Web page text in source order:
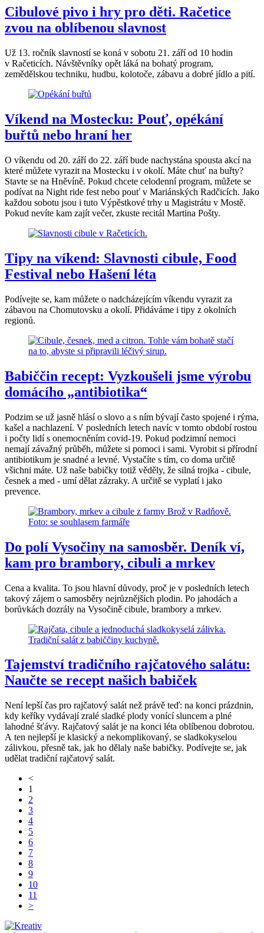
Cibulové pivo i hry pro děti. Račetice
zvou na oblíbenou slavnost
Už 13. ročník slavností se koná v sobotu 21. září od 10 hodin
v Račeticích. Návštěvníky opět láká na bohatý program,
zemědělskou techniku, hudbu, kolotoče, zábavu a dobré jídlo a pití.
Víkend na Mostecku: Pouť, opékání
buřtů nebo hraní her
O víkendu od 20. září do 22. září bude nachystána spousta akcí na
které můžete vyrazit na Mostecku i v okolí. Máte chuť na buřty?
Stavte se na Hněvíně. Pokud chcete celodenní program, můžete se
podívat na Night ride fest nebo pouť v Mariánských Radčicích. Jako
každou sobotu jsou i tuto Výpěstkové trhy u Magistrátu v Mostě.
Pokud nevíte kam zajít večer, zkuste recitál Martina Pošty.
Tipy na víkend: Slavnosti cibule, Food
Festival nebo Hašení léta
Podívejte se, kam můžete o nadcházejícím víkendu vyrazit za
zábavou na Chomutovsku a okolí. Přidáváme i tipy z okolních
regionů.
Babiččin recept: Vyzkoušeli jsme výrobu
domácího „antibiotika“
Podzim se už jasně hlásí o slovo a s ním bývají často spojené i rýma,
kašel a nachlazení. V posledních letech navíc v tomto období rostou
i počty lidí s onemocněním covid-19. Pokud podzimní nemoci
nemají závažný průběh, můžete si pomoci i sami. Vyrobit si přírodní
antibiotikum je snadné a levné. Vystačíte s tím, co doma určitě
všichni máte. Už naše babičky totiž věděly, že silná trojka - cibule,
česnek a med - umí dělat zázraky. A určitě se vyplatí i jako
prevence.
Do polí Vysočiny na samosběr. Deník ví,
kam pro brambory, cibuli a mrkev
Cena a kvalita. To jsou hlavní důvody, proč je v posledních letech
takový zájem o samosběry nejrůznějších plodin. Po jahodách a
borůvkách dozrály na Vysočině cibule, brambory a mrkev.
Tajemství tradičního rajčatového salátu:
Naučte se recept našich babiček
Není lepší čas pro rajčatový salát než právě teď: na konci prázdnin,
kdy keříky vydávají zralé sladké plody vonící sluncem a plné
lahodné šťávy. Rajčatový salát je na konci léta oblíbenou dobrotou.
A ten nejlepší je klasický a nekomplikovaný, se sladkokyselou
zálivkou, přesně tak, jak ho dělaly naše babičky. Podívejte se, jak
udělat tradiční rajčatový salát.
<
1
2
3
4
5
6
7
8
9
10
11
>